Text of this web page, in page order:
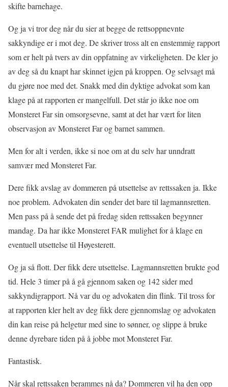
skifte barnehage.
Og ja vi tror deg når du sier at begge de rettsoppnevnte
sakkyndige er i mot deg. De skriver tross alt en enstemmig rapport
som er helt på tvers av din oppfatning av virkeligheten. De kler jo
av deg så du knapt har skinnet igjen på kroppen. Og selvsagt må
du gjøre noe med det. Snakk med din dyktige advokat som kan
klage på at rapporten er mangelfull. Det står jo ikke noe om
Monsteret Far sin omsorgsevne, samt at det har vært for liten
observasjon av Monsteret Far og barnet sammen.
Men for alt i verden, ikke si noe om at du selv har unndratt
samvær med Monsteret Far.
Dere fikk avslag av dommeren på utsettelse av rettssaken ja. Ikke
noe problem. Advokaten din sender det bare til lagmannsretten.
Men pass på å sende det på fredag siden rettssaken begynner
mandag. Da har ikke Monsteret FAR mulighet for å klage en
eventuell utsettelse til Høyesterett.
Og ja så flott. Der fikk dere utsettelse. Lagmannsretten brukte god
tid. Hele 3 timer på å gå gjennom saken og 142 sider med
sakkyndigrapport. Nå var du og advokaten din flink. Til tross for
at rapporten kler helt av deg fikk dere gjennomslag og advokaten
din kan reise på helgetur med sine to sønner, og slippe å bruke
denne dyrebare tiden på å jobbe mot Monsteret Far.
Fantastisk.
Når skal rettssaken berammes nå da? Dommeren vil ha den opp